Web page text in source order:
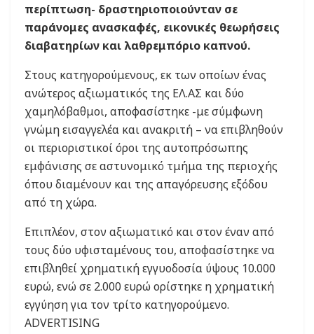
περίπτωση- δραστηριοποιούνταν σε
παράνομες ανασκαφές, εικονικές θεωρήσεις
διαβατηρίων και λαθρεμπόριο καπνού.
Στους κατηγορούμενους, εκ των οποίων ένας
ανώτερος αξιωματικός της ΕΛ.ΑΣ και δύο
χαμηλόβαθμοι, αποφασίστηκε -με σύμφωνη
γνώμη εισαγγελέα και ανακριτή – να επιβληθούν
οι περιοριστικοί όροι της αυτοπρόσωπης
εμφάνισης σε αστυνομικό τμήμα της περιοχής
όπου διαμένουν και της απαγόρευσης εξόδου
από τη χώρα.
Επιπλέον, στον αξιωματικό και στον έναν από
τους δύο υφισταμένους του, αποφασίστηκε να
επιβληθεί χρηματική εγγυοδοσία ύψους 10.000
ευρώ, ενώ σε 2.000 ευρώ ορίστηκε η χρηματική
εγγύηση για τον τρίτο κατηγορούμενο.
ADVERTISING